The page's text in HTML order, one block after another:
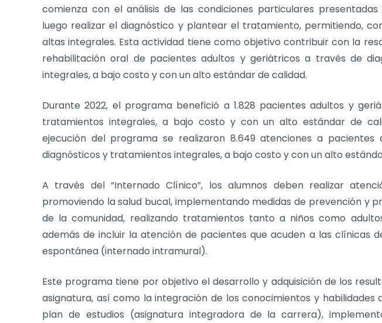
comienza con el análisis de las condiciones particulares
luego realizar el diagnóstico y plantear el tratamiento, permitiendo,
altas integrales. Esta actividad tiene como objetivo contribuir con la
rehabilitación oral de pacientes adultos y geriátricos a través de
integrales, a bajo costo y con un alto estándar de calidad.
Durante 2022, el programa benefició a 1.828 pacientes adultos y
tratamientos integrales, a bajo costo y con un alto estándar de
ejecución del programa se realizaron 8.649 atenciones a
diagnósticos y tratamientos integrales, a bajo costo y con un alto
A través del “Internado Clínico”, los alumnos deben realizar
promoviendo la salud bucal, implementando medidas de prevención y
de la comunidad, realizando tratamientos tanto a niños como
además de incluir la atención de pacientes que acuden a las clínicas
espontánea (internado intramural).
Este programa tiene por objetivo el desarrollo y adquisición de los
asignatura, así como la integración de los conocimientos y habilidades
plan de estudios (asignatura integradora de la carrera),